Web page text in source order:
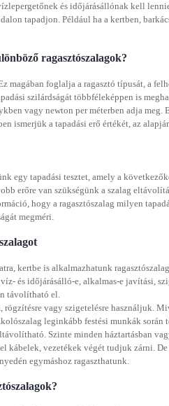
és időjárásállónak kell
tapadjon. Például ha a kertben,
ragasztószalagok?
magában foglalja a ragasztó típusát, a
szilárdságát többféleképpen is
vagy newton per méterben adja
ismerjük a tapadási erő értékét, az
egy tapadási tesztet, amely a
erőre van szükségünk a szalag
hogy a ragasztószalag milyen
megméri.
kertbe is alkalmazhatunk
és időjárásálló-e, alkalmas-e javítási,
távolítható el.
rögzítésre vagy szigetelésre használjuk.
leginkább festési munkák során
Szinte minden háztartásban
kábelek, vezetékek végét tudjuk zárni.
egymáshoz ragaszthatunk.